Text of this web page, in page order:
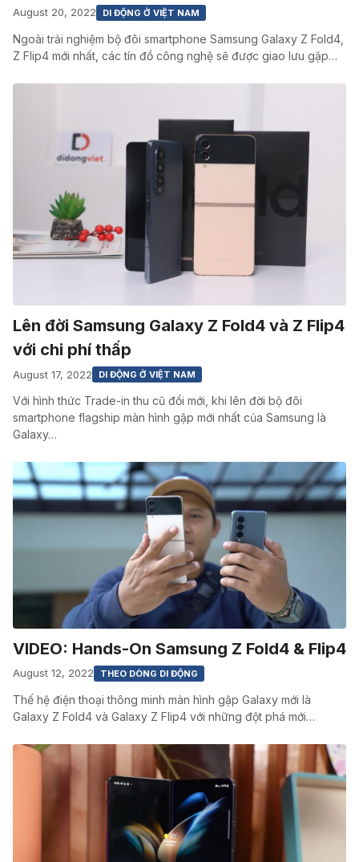
August 20, 2022 DI ĐỘNG Ở VIỆT NAM
Ngoài trải nghiệm bộ đôi smartphone Samsung Galaxy Z Fold4,
Z Flip4 mới nhất, các tín đồ công nghệ sẽ được giao lưu gặp…
Lên đời Samsung Galaxy Z Fold4 và Z Flip4
với chi phí thấp
August 17, 2022 DI ĐỘNG Ở VIỆT NAM
Với hình thức Trade-in thu cũ đổi mới, khi lên đời bộ đôi
smartphone flagship màn hình gập mới nhất của Samsung là
Galaxy…
VIDEO: Hands-On Samsung Z Fold4 & Flip4
August 12, 2022 THEO DÒNG DI ĐỘNG
Thế hệ điện thoại thông minh màn hình gập Galaxy mới là
Galaxy Z Fold4 và Galaxy Z Flip4 với những đột phá mới…